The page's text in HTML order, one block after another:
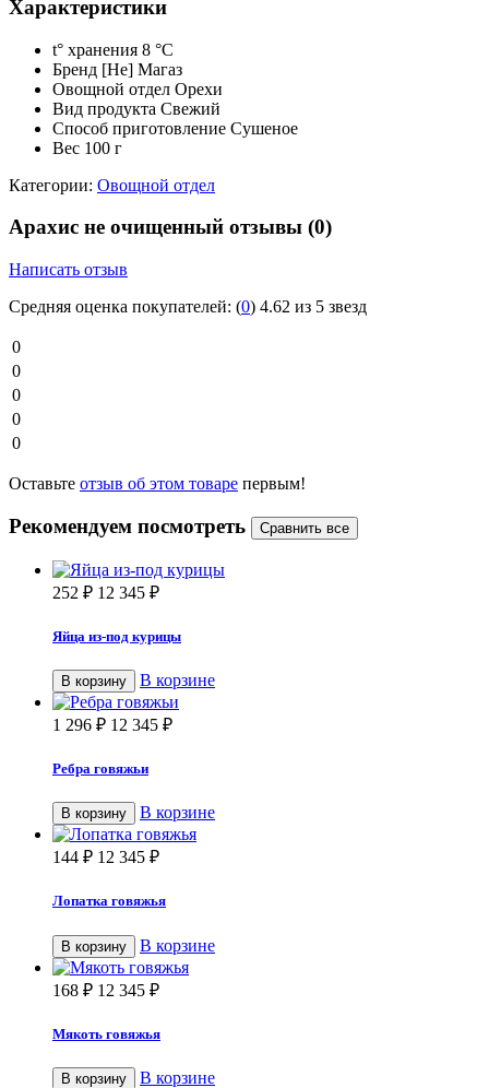
Характеристики
t° хранения 8 °C
Бренд [Не] Магаз
Овощной отдел Орехи
Вид продукта Свежий
Способ приготовление Сушеное
Вес 100 г
Категории: Овощной отдел
Арахис не очищенный отзывы (0)
Написать отзыв
Средняя оценка покупателей: (0) 4.62 из 5 звезд
0
0
0
0
0
Оставьте отзыв об этом товаре первым!
Рекомендуем посмотреть
252 ₽ 12 345 ₽
Яйца из-под курицы
В корзину В корзине
1 296 ₽ 12 345 ₽
Ребра говяжьи
В корзину В корзине
144 ₽ 12 345 ₽
Лопатка говяжья
В корзину В корзине
168 ₽ 12 345 ₽
Мякоть говяжья
В корзину В корзине